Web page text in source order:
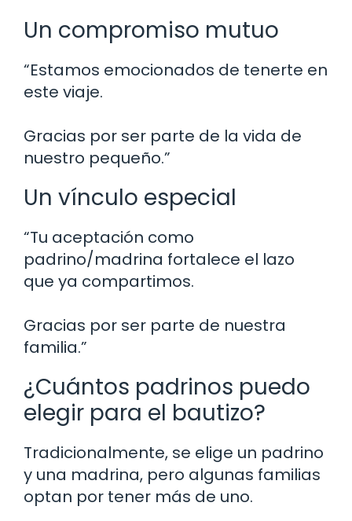
Un compromiso mutuo
“Estamos emocionados de tenerte en
este viaje.
Gracias por ser parte de la vida de
nuestro pequeño.”
Un vínculo especial
“Tu aceptación como
padrino/madrina fortalece el lazo
que ya compartimos.
Gracias por ser parte de nuestra
familia.”
¿Cuántos padrinos puedo
elegir para el bautizo?
Tradicionalmente, se elige un padrino
y una madrina, pero algunas familias
optan por tener más de uno.